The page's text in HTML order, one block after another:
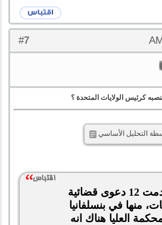
#
7
كرئيس الولايات المتحدة ؟
التحليل الأساسي
حملة ترمب قدمت 12 دعوى قضائية
منها في بنسلفانيا
العليا هناك انه